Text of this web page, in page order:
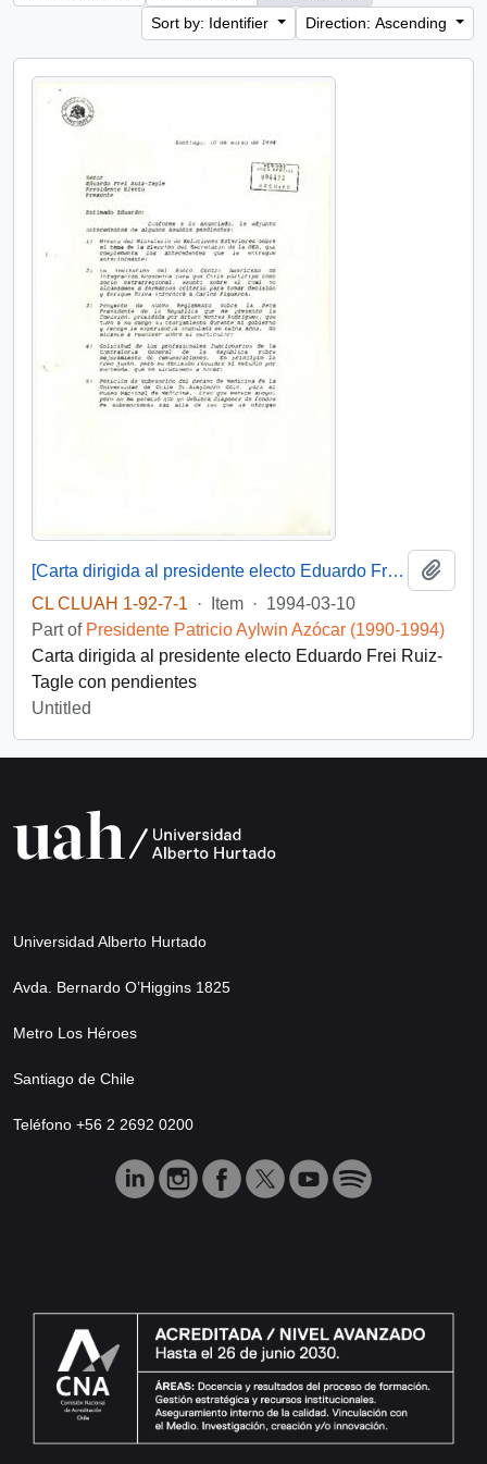
Sort by: Identifier
Direction: Ascending
[Carta dirigida al presidente electo Eduardo Frei Ruiz-Tagle]
CL CLUAH 1-92-7-1
· Item · 1994-03-10
Part of Presidente Patricio Aylwin Azócar (1990-1994)
Carta dirigida al presidente electo Eduardo Frei Ruiz-
Tagle con pendientes
Untitled
Universidad Alberto Hurtado
Avda. Bernardo O’Higgins 1825
Metro Los Héroes
Santiago de Chile
Teléfono +56 2 2692 0200